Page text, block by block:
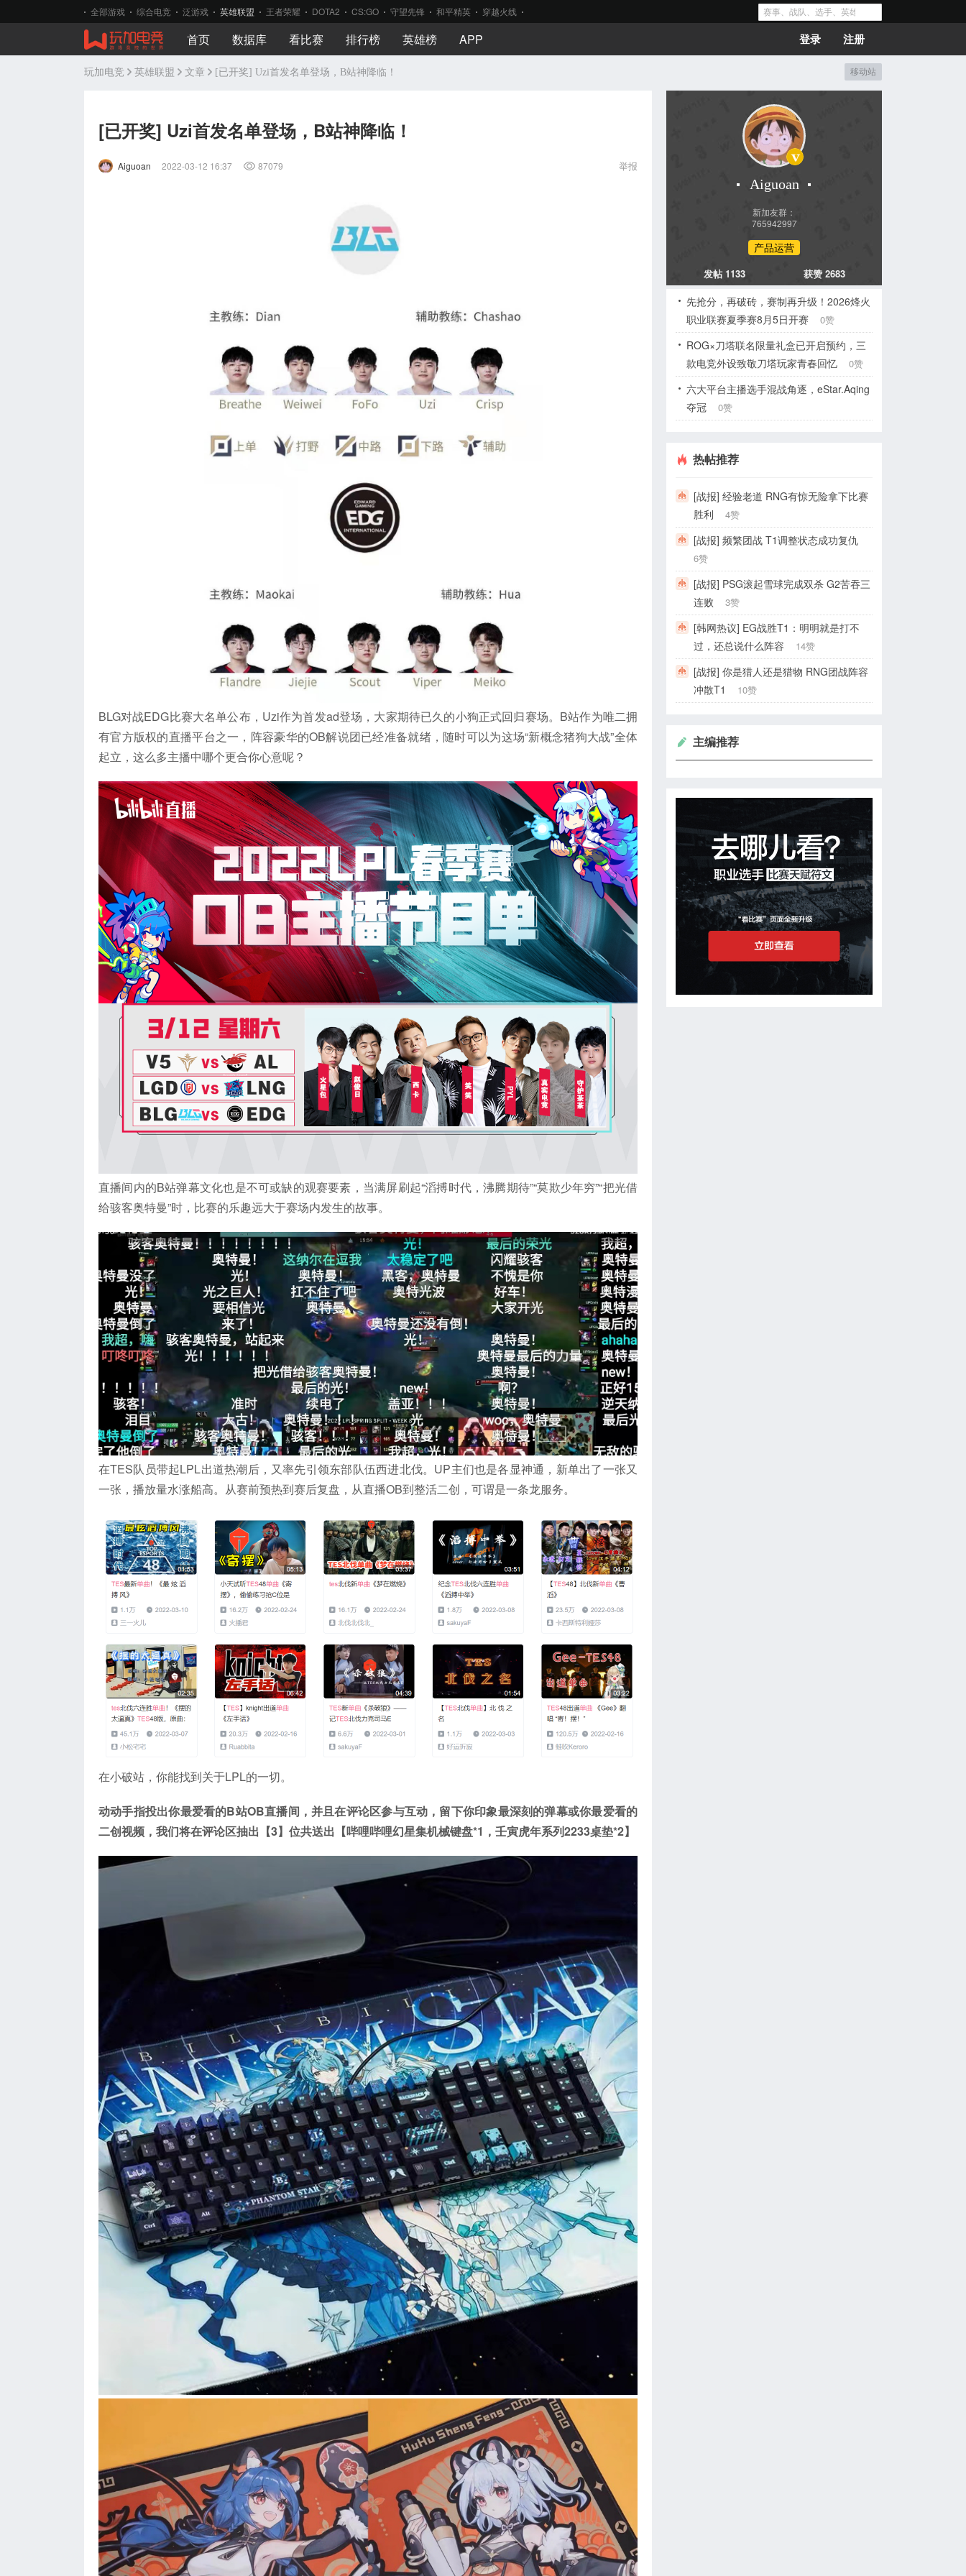
全部游戏 综合电竞 泛游戏 英雄联盟 王者荣耀 DOTA2 CS:GO 守望先锋 和平精英 穿越火线
首页 数据库 看比赛 排行榜 英雄榜 APP 登录 注册
玩加电竞 英雄联盟 文章 [已开奖] Uzi首发名单登场，B站神降临！ 移动站
[已开奖] Uzi首发名单登场，B站神降临！
Aiguoan 2022-03-12 16:37 87079 举报
BLG对战EDG比赛大名单公布，Uzi作为首发ad登场，大家期待已久的小狗正式回归赛场。B站作为唯二拥
有官方版权的直播平台之一，阵容豪华的OB解说团已经准备就绪，随时可以为这场“新概念猪狗大战”全体
起立，这么多主播中哪个更合你心意呢？
直播间内的B站弹幕文化也是不可或缺的观赛要素，当满屏刷起“滔搏时代，沸腾期待”“莫欺少年穷”“把光借
给骇客奥特曼”时，比赛的乐趣远大于赛场内发生的故事。
在TES队员带起LPL出道热潮后，又率先引领东部队伍西进北伐。UP主们也是各显神通，新单出了一张又
一张，播放量水涨船高。从赛前预热到赛后复盘，从直播OB到整活二创，可谓是一条龙服务。
在小破站，你能找到关于LPL的一切。
动动手指投出你最爱看的B站OB直播间，并且在评论区参与互动，留下你印象最深刻的弹幕或你最爱看的
二创视频，我们将在评论区抽出【3】位共送出【哔哩哔哩幻星集机械键盘*1， 壬寅虎年系列2233桌垫*2】
Aiguoan
新加友群：
765942997
产品运营
发帖 1133 获赞 2683
先抢分，再破砖，赛制再升级！2026烽火
职业联赛夏季赛8月5日开赛
0赞
ROG×刀塔联名限量礼盒已开启预约，三
款电竞外设致敬刀塔玩家青春回忆
0赞
六大平台主播选手混战角逐，eStar.Aqing
夺冠
0赞
热帖推荐
[战报] 经验老道 RNG有惊无险拿下比赛
胜利
4赞
[战报] 频繁团战 T1调整状态成功复仇
6赞
[战报] PSG滚起雪球完成双杀 G2苦吞三
连败
3赞
[韩网热议] EG战胜T1：明明就是打不
过，还总说什么阵容
14赞
[战报] 你是猎人还是猎物 RNG团战阵容
冲散T1
10赞
主编推荐